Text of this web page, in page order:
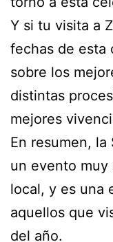
Y si tu visita a
fechas de esta
sobre los
distintas
mejores
En resumen, la
un evento muy
local, y es una
aquellos que
del año.